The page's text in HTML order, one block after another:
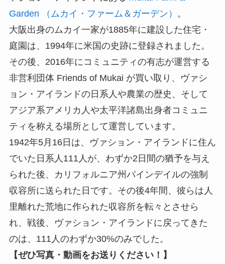
Garden （ムカイ・ファーム＆ガーデン）
。
大阪出身のムカイ一家が1885年に建設した住宅・
庭園は、1994年に米国の史跡に登録されました。
その後、2016年にコミュニティの有志が運営する
非営利団体 Friends of Mukai が買い取り、ヴァシ
ョン・アイランドの日系人や農業の歴史、そして
アジア系アメリカ人や太平洋諸島出身者コミュニ
ティを称える場所として運営しています。
1942年5月16日は、ヴァション・アイランドに住ん
でいた日系人111人が、わずか2日間の猶予を与え
られた後、カリフォルニア州パインデイルの強制
収容所に送られた日です。その後4年間、彼らは人
里離れた荒地に作られた収容所を転々とさせら
れ、戦後、ヴァション・アイランドに戻ってきた
のは、111人のわずか30%のみでした。
【ぜひ写真・動画をお送りください！】